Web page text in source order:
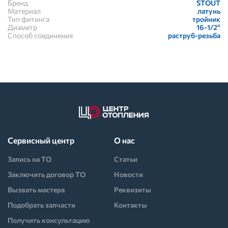
Бренд
STOUT
Материал
латунь
Тип фитинга
тройник
Диаметр
16-1/2"
Способ соединения
раструб-резьба
Сервисный центр
Запись на ТО
Заключить договор ТО
Вызвать мастера
Подобрать запчасти
Получить консультацию
О нас
Статьи
Новости
Реквизиты
Контакты